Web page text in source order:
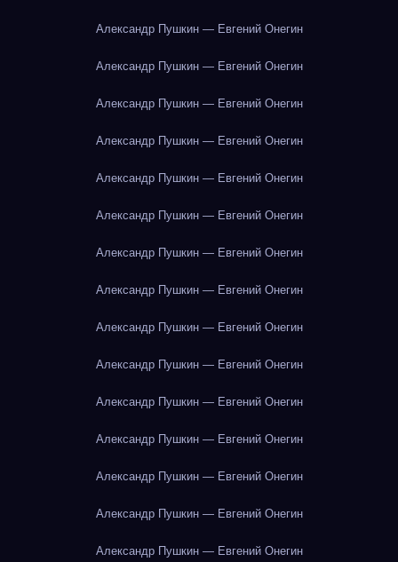
Александр Пушкин — Евгений Онегин
Александр Пушкин — Евгений Онегин
Александр Пушкин — Евгений Онегин
Александр Пушкин — Евгений Онегин
Александр Пушкин — Евгений Онегин
Александр Пушкин — Евгений Онегин
Александр Пушкин — Евгений Онегин
Александр Пушкин — Евгений Онегин
Александр Пушкин — Евгений Онегин
Александр Пушкин — Евгений Онегин
Александр Пушкин — Евгений Онегин
Александр Пушкин — Евгений Онегин
Александр Пушкин — Евгений Онегин
Александр Пушкин — Евгений Онегин
Александр Пушкин — Евгений Онегин